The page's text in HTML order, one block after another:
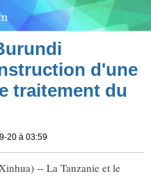
d'une
traitement du
20 à 03:59
-- La Tanzanie et le